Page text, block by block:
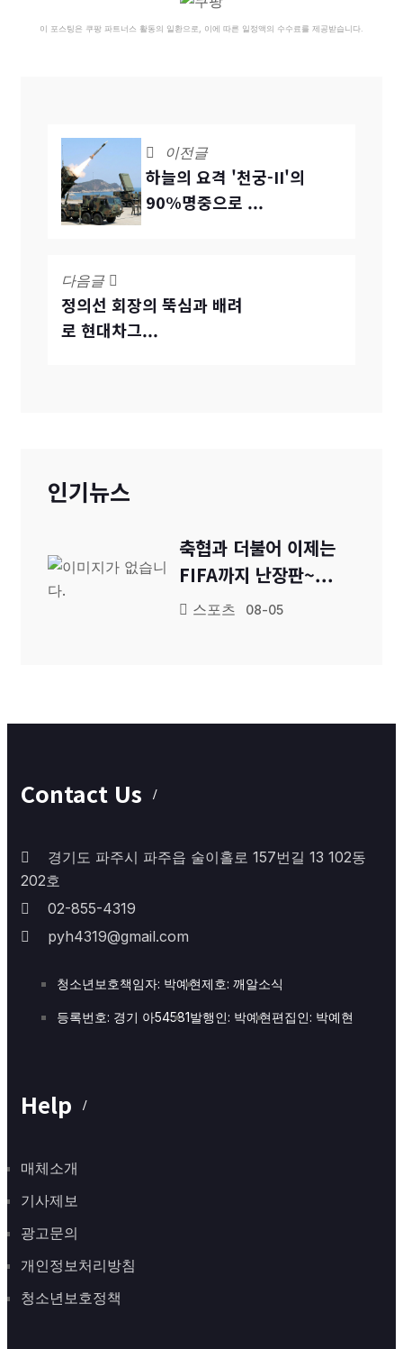
이 포스팅은 쿠팡 파트너스 활동의 일환으로, 이에 따른 일정액의 수수료를 제공받습니다.
이전글
하늘의 요격 '천궁-II'의
90%명중으로 ...
다음글
정의선 회장의 뚝심과 배려
로 현대차그...
인기뉴스
축협과 더불어 이제는
FIFA까지 난장판~...
스포츠 08-05
Contact Us
경기도 파주시 파주읍 술이홀로 157번길 13 102동
202호
02-855-4319
pyh4319@gmail.com
청소년보호책임자: 박예현제호: 깨알소식
등록번호: 경기 아54581발행인: 박예현편집인: 박예현
Help
매체소개
기사제보
광고문의
개인정보처리방침
청소년보호정책